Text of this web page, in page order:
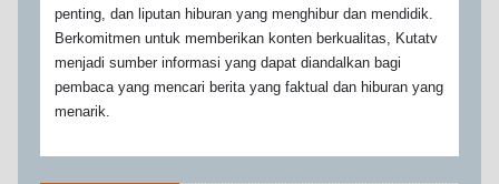
penting, dan liputan hiburan yang menghibur dan mendidik.
Berkomitmen untuk memberikan konten berkualitas, Kutatv
menjadi sumber informasi yang dapat diandalkan bagi
pembaca yang mencari berita yang faktual dan hiburan yang
menarik.